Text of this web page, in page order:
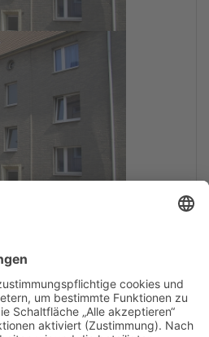
IN BESTER CITYLAGE